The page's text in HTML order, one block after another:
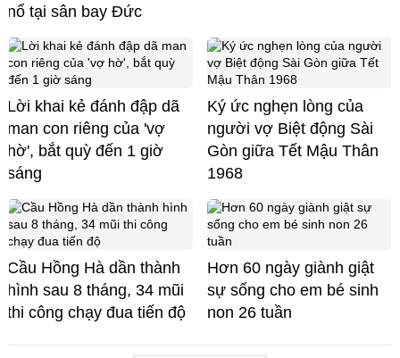
nổ tại sân bay Đức
Lời khai kẻ đánh đập dã
man con riêng của 'vợ
hờ', bắt quỳ đến 1 giờ
sáng
Ký ức nghẹn lòng của
người vợ Biệt động Sài
Gòn giữa Tết Mậu Thân
1968
Cầu Hồng Hà dần thành
hình sau 8 tháng, 34 mũi
thi công chạy đua tiến độ
Hơn 60 ngày giành giật
sự sống cho em bé sinh
non 26 tuần